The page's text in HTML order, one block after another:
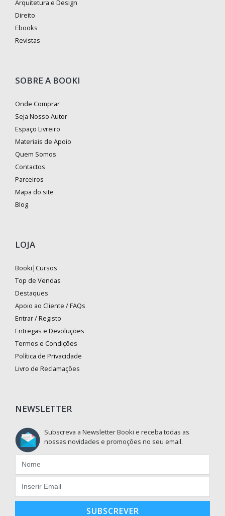
Arquitetura e Design
Direito
Ebooks
Revistas
SOBRE A BOOKI
Onde Comprar
Seja Nosso Autor
Espaço Livreiro
Materiais de Apoio
Quem Somos
Contactos
Parceiros
Mapa do site
Blog
LOJA
Booki|Cursos
Top de Vendas
Destaques
Apoio ao Cliente / FAQs
Entrar / Registo
Entregas e Devoluções
Termos e Condições
Política de Privacidade
Livro de Reclamações
NEWSLETTER
Subscreva a Newsletter Booki e receba todas as
nossas novidades e promoções no seu email.
SUBSCREVER